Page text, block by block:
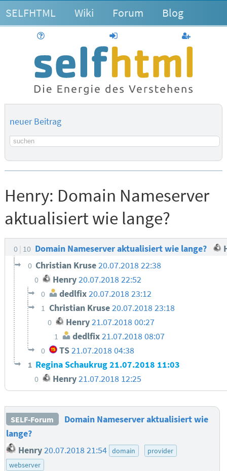
SELFHTML Wiki Forum Blog
anmelden
neuer Beitrag
Suchbegriff
Henry: Domain Nameserver
aktualisiert wie lange?
0 10 Domain Nameserver aktualisiert wie lange?
0 Christian Kruse20.07.2018 22:38
0 Henry 20.07.2018 22:52
0 dedlfix20.07.2018 23:12
1 Christian Kruse20.07.2018 23:18
0 Henry21.07.2018 00:27
1 dedlfix21.07.2018 08:07
0 TS21.07.2018 04:38
1 Regina Schaukrug21.07.2018 11:03
0 Henry 21.07.2018 12:25
SELF-Forum
Domain Nameserver aktualisiert wie
lange?
Henry 20.07.2018 21:54 domain
provider
webserver